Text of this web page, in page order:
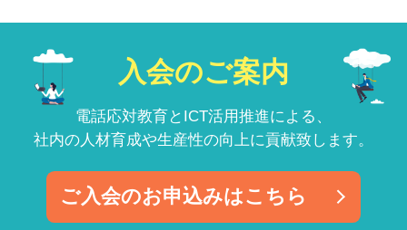
入会のご案内
電話応対教育とICT活用推進による、
社内の人材育成や生産性の向上に貢献致します。
ご入会のお申込みはこちら